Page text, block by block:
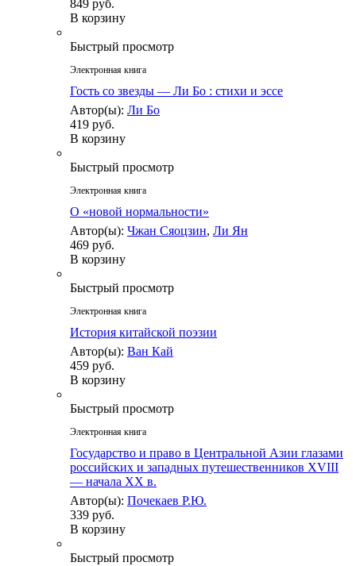
849 руб.
В корзину
Быстрый просмотр
Электронная книга
Гость со звезды — Ли Бо : стихи и эссе
Автор(ы): Ли Бо
419 руб.
В корзину
Быстрый просмотр
Электронная книга
О «новой нормальности»
Автор(ы): Чжан Сяоцзин, Ли Ян
469 руб.
В корзину
Быстрый просмотр
Электронная книга
История китайской поэзии
Автор(ы): Ван Кай
459 руб.
В корзину
Быстрый просмотр
Электронная книга
Государство и право в Центральной Азии глазами
российских и западных путешественников XVIII
— начала XX в.
Автор(ы): Почекаев Р.Ю.
339 руб.
В корзину
Быстрый просмотр